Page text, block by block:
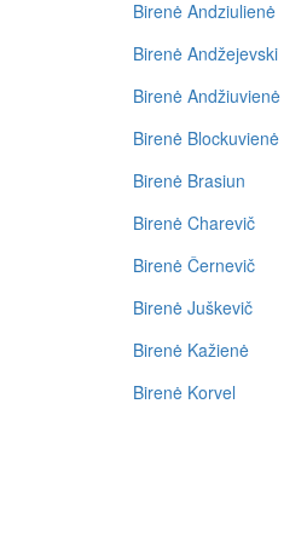
Birenė Andziulienė
Birenė Andžejevski
Birenė Andžiuvienė
Birenė Blockuvienė
Birenė Brasiun
Birenė Charevič
Birenė Černevič
Birenė Juškevič
Birenė Kažienė
Birenė Korvel